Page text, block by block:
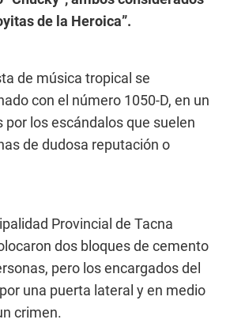
de la Heroica”.
de música tropical se
con el número 1050-D, en un
los escándalos que suelen
de dudosa reputación o
Provincial de Tacna
dos bloques de cemento
pero los encargados del
una puerta lateral y en medio
crimen.